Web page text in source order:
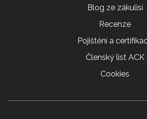
Blog ze zákulisí
Recenze
Pojištění a
Členský list ACK
Cookies